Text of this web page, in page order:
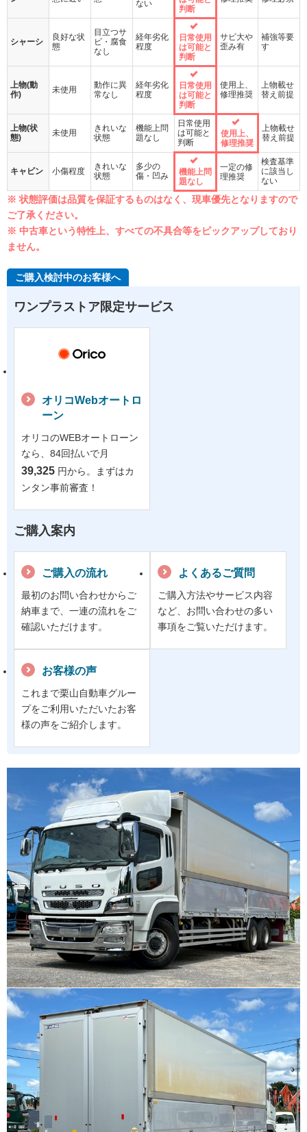
ない
判断
シャーシ
良好な状
態
目立つサ
ビ・腐食
なし
経年劣化
程度
日常使用
は可能と
判断
サビ大や
歪み有
補強等要
す
上物(動
作)
未使用
動作に異
常なし
経年劣化
程度
日常使用
は可能と
判断
使用上、
修理推奨
上物載せ
替え前提
上物(状
態)
未使用
きれいな
状態
機能上問
題なし
日常使用
は可能と
判断
使用上、
修理推奨
上物載せ
替え前提
キャビン 小傷程度
きれいな
状態
多少の
傷・凹み
機能上問
題なし
一定の修
理推奨
検査基準
に該当し
ない
※ 状態評価は品質を保証するものはなく、現車優先となりますので
ご了承ください。
※ 中古車という特性上、すべての不具合等をピックアップしており
ません。
ご購入検討中のお客様へ
ワンプラストア限定サービス
オリコWebオートロ
ーン
オリコのWEBオートローン
なら、84回払いで月
39,325 円から。まずはカ
ンタン事前審査！
ご購入案内
ご購入の流れ
最初のお問い合わせからご
納車まで、一連の流れをご
確認いただけます。
よくあるご質問
ご購入方法やサービス内容
など、お問い合わせの多い
事項をご覧いただけます。
お客様の声
これまで栗山自動車グルー
プをご利用いただいたお客
様の声をご紹介します。